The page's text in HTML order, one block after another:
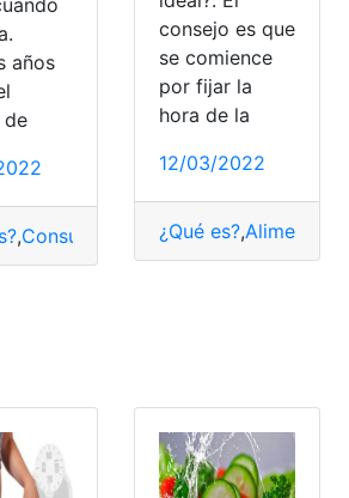
, vegetariano
años
de
,Consultas Mujeres,Salud,Saludable
consejo es que
se comience
por fijar la
hora de la
12/03/2022
¿Qué es?,Alimentos